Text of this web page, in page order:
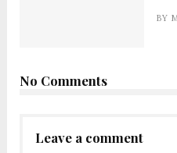
BY
No Comments
Leave a comment